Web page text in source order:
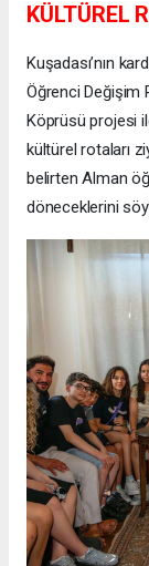
KÜLTÜREL
Kuşadası’nın
Öğrenci Değişim
Köprüsü projesi
kültürel rotaları
belirten Alman
döneceklerini